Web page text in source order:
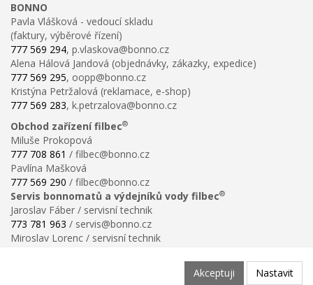
BONNO
Pavla Vlášková - vedoucí skladu
(faktury, výběrové řízení)
777 569 294, p.vlaskova@bonno.cz
Alena Hálová Jandová (objednávky, zákazky, expedice)
777 569 295, oopp@bonno.cz
Kristýna Petržalová (reklamace, e-shop)
777 569 283, k.petrzalova@bonno.cz
Obchod zařízení filbec®
Miluše Prokopová
777 708 861 / filbec@bonno.cz
Pavlína Mašková
777 569 290 / filbec@bonno.cz
Servis bonnomatů a výdejníků vody filbec®
Jaroslav Fáber / servisní technik
773 781 963 / servis@bonno.cz
Miroslav Lorenc / servisní technik
Akceptuji Nastavit